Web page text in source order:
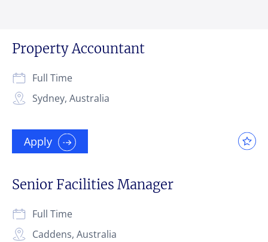
Property Accountant
Sydney, Australia
Full Time
Apply
Senior Facilities Manager
Caddens, Australia
Full Time